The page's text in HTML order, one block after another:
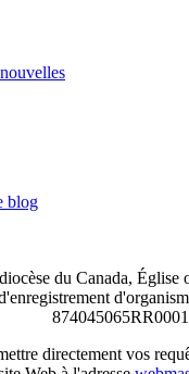
blog
du Canada, Église
874045065RR0001
directement vos